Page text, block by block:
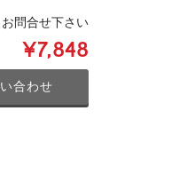
問合せ下さい
¥7,848
合わせ